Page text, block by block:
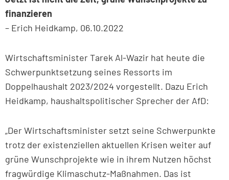
finanzieren
– Erich Heidkamp, 06.10.2022
Wirtschaftsminister Tarek Al-Wazir hat heute die
Schwerpunktsetzung seines Ressorts im
Doppelhaushalt 2023/2024 vorgestellt. Dazu Erich
Heidkamp, haushaltspolitischer Sprecher der AfD:
„Der Wirtschaftsminister setzt seine Schwerpunkte
trotz der existenziellen aktuellen Krisen weiter auf
grüne Wunschprojekte wie in ihrem Nutzen höchst
fragwürdige Klimaschutz-Maßnahmen. Das ist